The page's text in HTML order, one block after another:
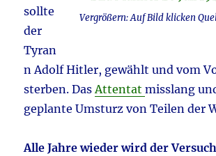
Vergrößern: Auf Bild klicken
sollte
der
Tyran
n Adolf Hitler, gewählt und vom
sterben. DasAttentatmisslang
geplante Umsturz von Teilen der
Alle Jahre wieder wird der